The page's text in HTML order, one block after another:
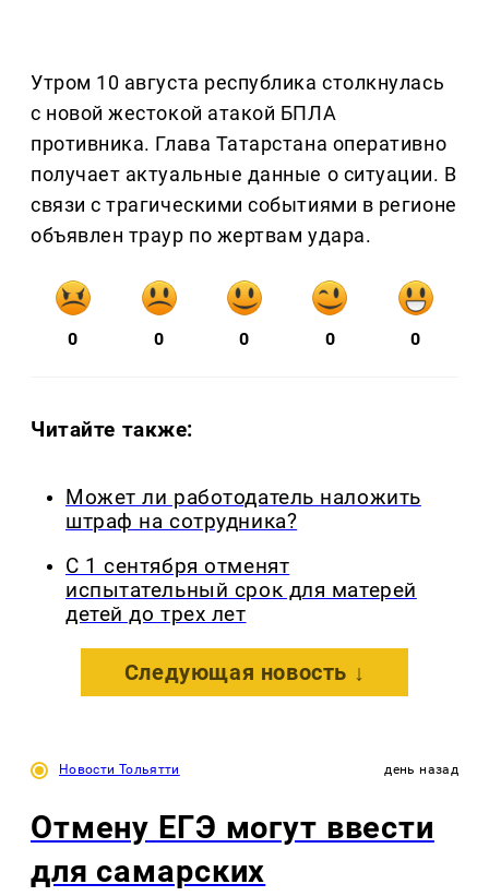
Утром 10 августа республика столкнулась
с новой жестокой атакой БПЛА
противника. Глава Татарстана оперативно
получает актуальные данные о ситуации. В
связи с трагическими событиями в регионе
объявлен траур по жертвам удара.
0 0 0 0 0
Читайте также:
Может ли работодатель наложить
штраф на сотрудника?
С 1 сентября отменят
испытательный срок для матерей
детей до трех лет
Следующая новость ↓
Новости Тольятти день назад
Отмену ЕГЭ могут ввести
для самарских